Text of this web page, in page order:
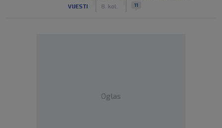
VIJESTI 8. kol. 11
Oglas